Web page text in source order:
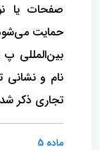
صفحات یا
حمایت
بین‌المللی پ
نام و نشانی
تجاری ذکر
ماده 5